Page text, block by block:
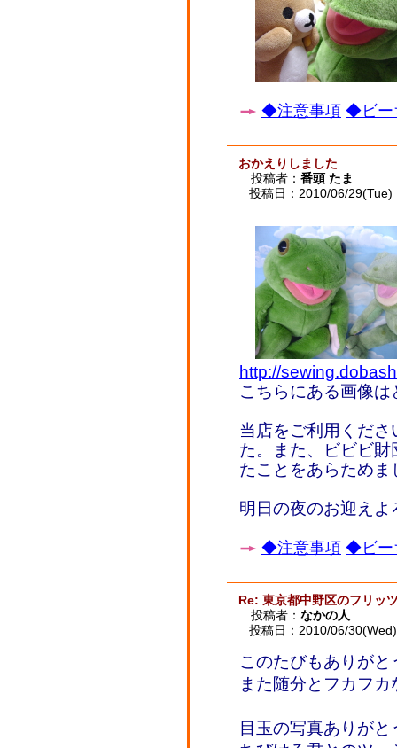
◆注意事項 ◆ビー
おかえりしました
投稿者： 番頭 たま
投稿日：2010/06/
http://
こちらにある画像
当店をご利用くだ
た。また、ビビビ
たことをあらため
明日の夜のお迎え
◆注意事項 ◆ビー
Re: 東京都中野区のフリッ
投稿者： なかの人
投稿日：2010/06/
このたびもありが
また随分とフカフ
目玉の写真ありが